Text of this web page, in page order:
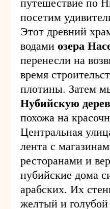
посетим
Этот древний
водами озера
перенесли на
время
плотины. Затем
Нубийскую
похожа на
Центральная
лента с
ресторанами и
нубийские дома
арабских. Их
желтый и